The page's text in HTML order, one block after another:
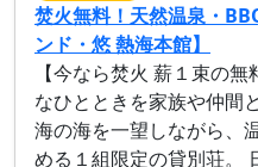
焚火無料！天然温泉・
ンド・悠 熱海本館】
【今なら焚火 薪１束の
なひとときを家族や仲間
海の海を一望しながら、
める１組限定の貸別荘。